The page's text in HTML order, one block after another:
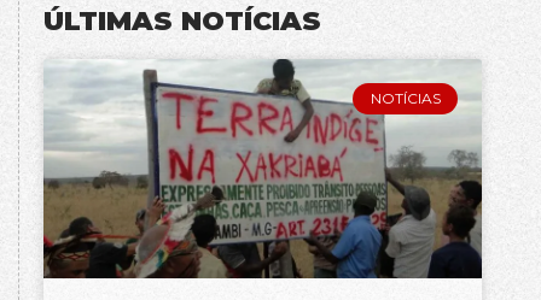
ÚLTIMAS NOTÍCIAS
NOTÍCIAS